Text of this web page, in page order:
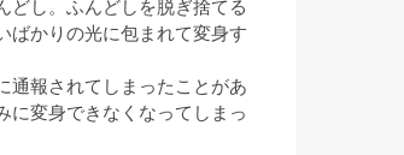
どし。ふんどしを脱ぎ捨てる
ばかりの光に包まれて変身す
通報されてしまったことがあ
に変身できなくなってしまっ